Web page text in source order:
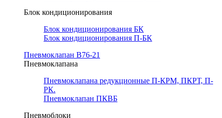
Блок кондиционирования
Блок кондиционирования БК
Блок кондиционирования П-БК
Пневмоклапан В76-21
Пневмоклапана
Пневмоклапана редукционные П-КРМ, ПКРТ, П-
РК.
Пневмоклапан ПКВБ
Пневмоблоки